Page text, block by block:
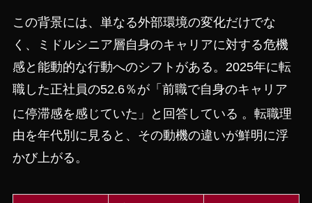
この背景には、単なる外部環境の変化だけでな
く、ミドルシニア層自身のキャリアに対する危機
感と能動的な行動へのシフトがある。2025年に転
職した正社員の52.6％が「前職で自身のキャリア
に停滞感を感じていた」と回答している 。転職理
由を年代別に見ると、その動機の違いが鮮明に浮
かび上がる。